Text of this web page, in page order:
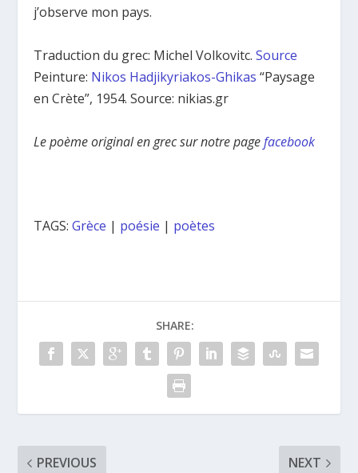
j’observe mon pays.
Traduction du grec: Michel Volkovitc.Source
Peinture: Nikos Hadjikyriakos-Ghikas “Paysage
en Crète”, 1954. Source: nikias.gr
Le poème original en grec sur notre pagefacebook
TAGS:Grèce | poésie | poètes
SHARE:
PREVIOUS NEXT